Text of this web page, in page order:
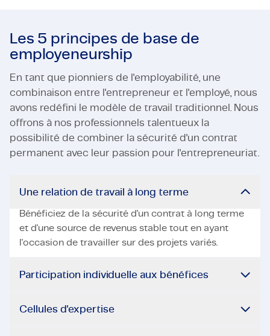
Les 5 principes de base de
employeneurship
En tant que pionniers de l'employabilité, une
combinaison entre l'entrepreneur et l'employé, nous
avons redéfini le modèle de travail traditionnel. Nous
offrons à nos professionnels talentueux la
possibilité de combiner la sécurité d'un contrat
permanent avec leur passion pour l'entrepreneuriat.
Une relation de travail à long terme
Bénéficiez de la sécurité d'un contrat à long terme
et d'une source de revenus stable tout en ayant
l'occasion de travailler sur des projets variés.
Participation individuelle aux bénéfices
Cellules d'expertise